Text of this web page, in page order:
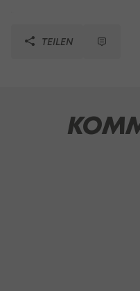
TEILEN